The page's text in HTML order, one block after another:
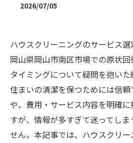
2026/07/05
ハウスクリーニングのサービス選
岡山県岡山市南区市場での原状
タイミングについて疑問を抱い
住まいの清潔を保つためには信
や、費用・サービス内容を明確
すが、情報が多すぎて迷ってし
せん。本記事では、ハウスクリ